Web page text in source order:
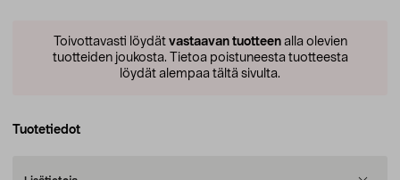
Toivottavasti löydät vastaavan tuotteenalla olevien
tuotteiden joukosta. Tietoa poistuneesta tuotteesta
löydät alempaa tältä sivulta.
Tuotetiedot